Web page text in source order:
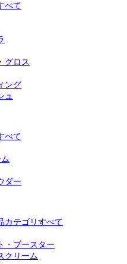
べて
グロス
ング
ュ
べて
ダー
カテゴリすべて
・ブースター
クリーム